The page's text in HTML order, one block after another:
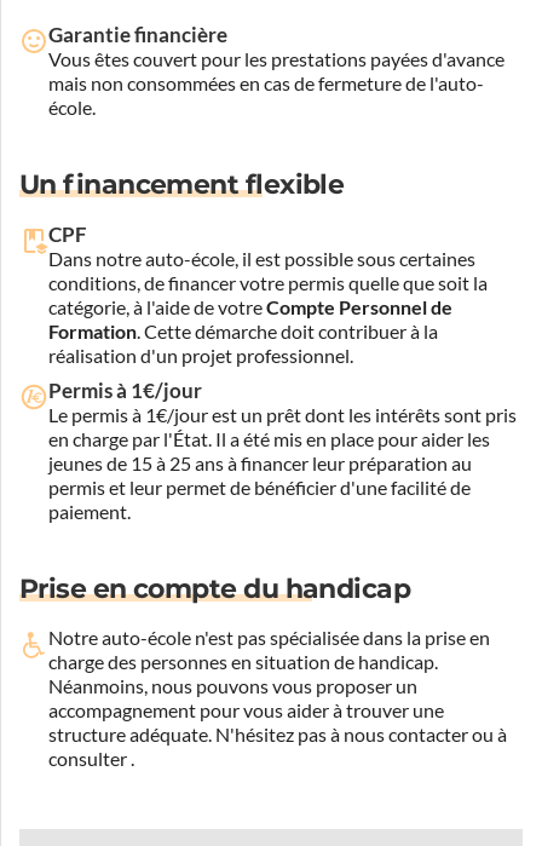
Garantie financière
Vous êtes couvert pour les prestations payées d'avance
mais non consommées en cas de fermeture de l'auto-
école.
Un financement flexible
CPF
Dans notre auto-école, il est possible sous certaines
conditions, de financer votre permis quelle que soit la
catégorie, à l'aide de votreCompte Personnel de
Formation. Cette démarche doit contribuer à la
réalisation d'un projet professionnel.
Permis à 1€/jour
Le permis à 1€/jour est un prêt dont les intérêts sont pris
en charge par l'État. Il a été mis en place pour aider les
jeunes de 15 à 25 ans à financer leur préparation au
permis et leur permet de bénéficier d'une facilité de
paiement.
Prise en compte du handicap
Notre auto-école n'est pas spécialisée dans la prise en
charge des personnes en situation de handicap.
Néanmoins, nous pouvons vous proposer un
accompagnement pour vous aider à trouver une
structure adéquate. N'hésitez pas à nous contacter ou à
consulter.